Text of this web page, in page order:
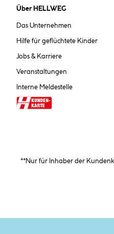
Über HELLWEG
Das Unternehmen
Hilfe für geflüchtete Kinder
Jobs & Karriere
Veranstaltungen
Interne Meldestelle
**Nur für Inhaber der